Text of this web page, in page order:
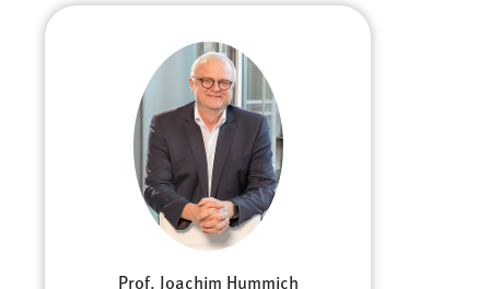
Prof. Joachim Hummich